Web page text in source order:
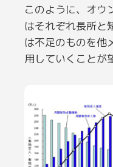
このように、オウ
はそれぞれ長所と
は不足のものを他
用していくことが